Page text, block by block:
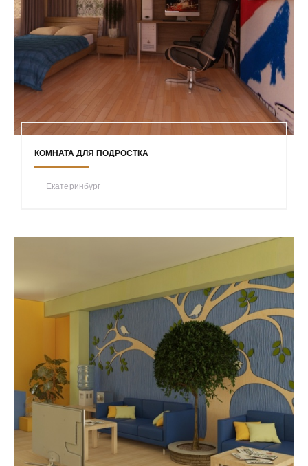
КОМНАТА ДЛЯ ПОДРОСТКА
Екатеринбург